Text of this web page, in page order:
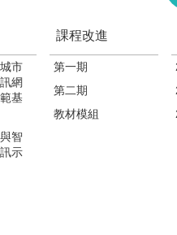
市
網
基
智
示
課程改進
第一期
第二期
教材模組